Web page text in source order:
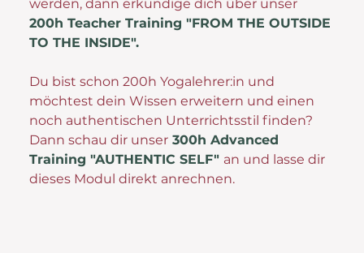
werden, dann erkundige dich über unser
200h Teacher Training "FROM THE OUTSIDE
TO THE INSIDE".
Du bist schon 200h Yogalehrer:in und
möchtest dein Wissen erweitern und einen
noch authentischen Unterrichtsstil finden? ​
Dann schau dir unser 300h Advanced
Training "AUTHENTIC SELF" an und lasse dir
dieses Modul direkt anrechnen.